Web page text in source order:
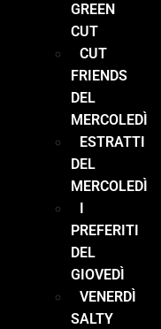
GREEN
CUT
CUT
FRIENDS
DEL
MERCOLEDÌ
ESTRATTI
DEL
MERCOLEDÌ
I
PREFERITI
DEL
GIOVEDÌ
VENERDÌ
SALTY